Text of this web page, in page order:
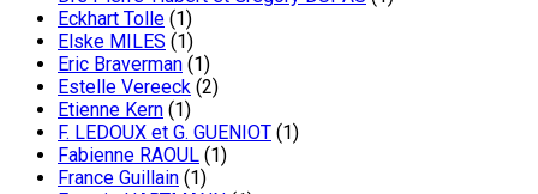
Eckhart Tolle (1)
Elske MILES (1)
Eric Braverman (1)
Estelle Vereeck (2)
Etienne Kern (1)
F. LEDOUX et G. GUENIOT (1)
Fabienne RAOUL (1)
France Guillain (1)